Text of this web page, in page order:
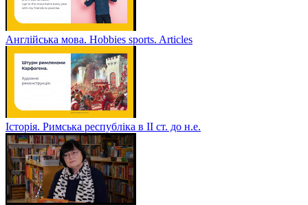
Англійська мова. Hobbies sports. Articles
Історія. Римська республіка в ІІ ст. до н.е.